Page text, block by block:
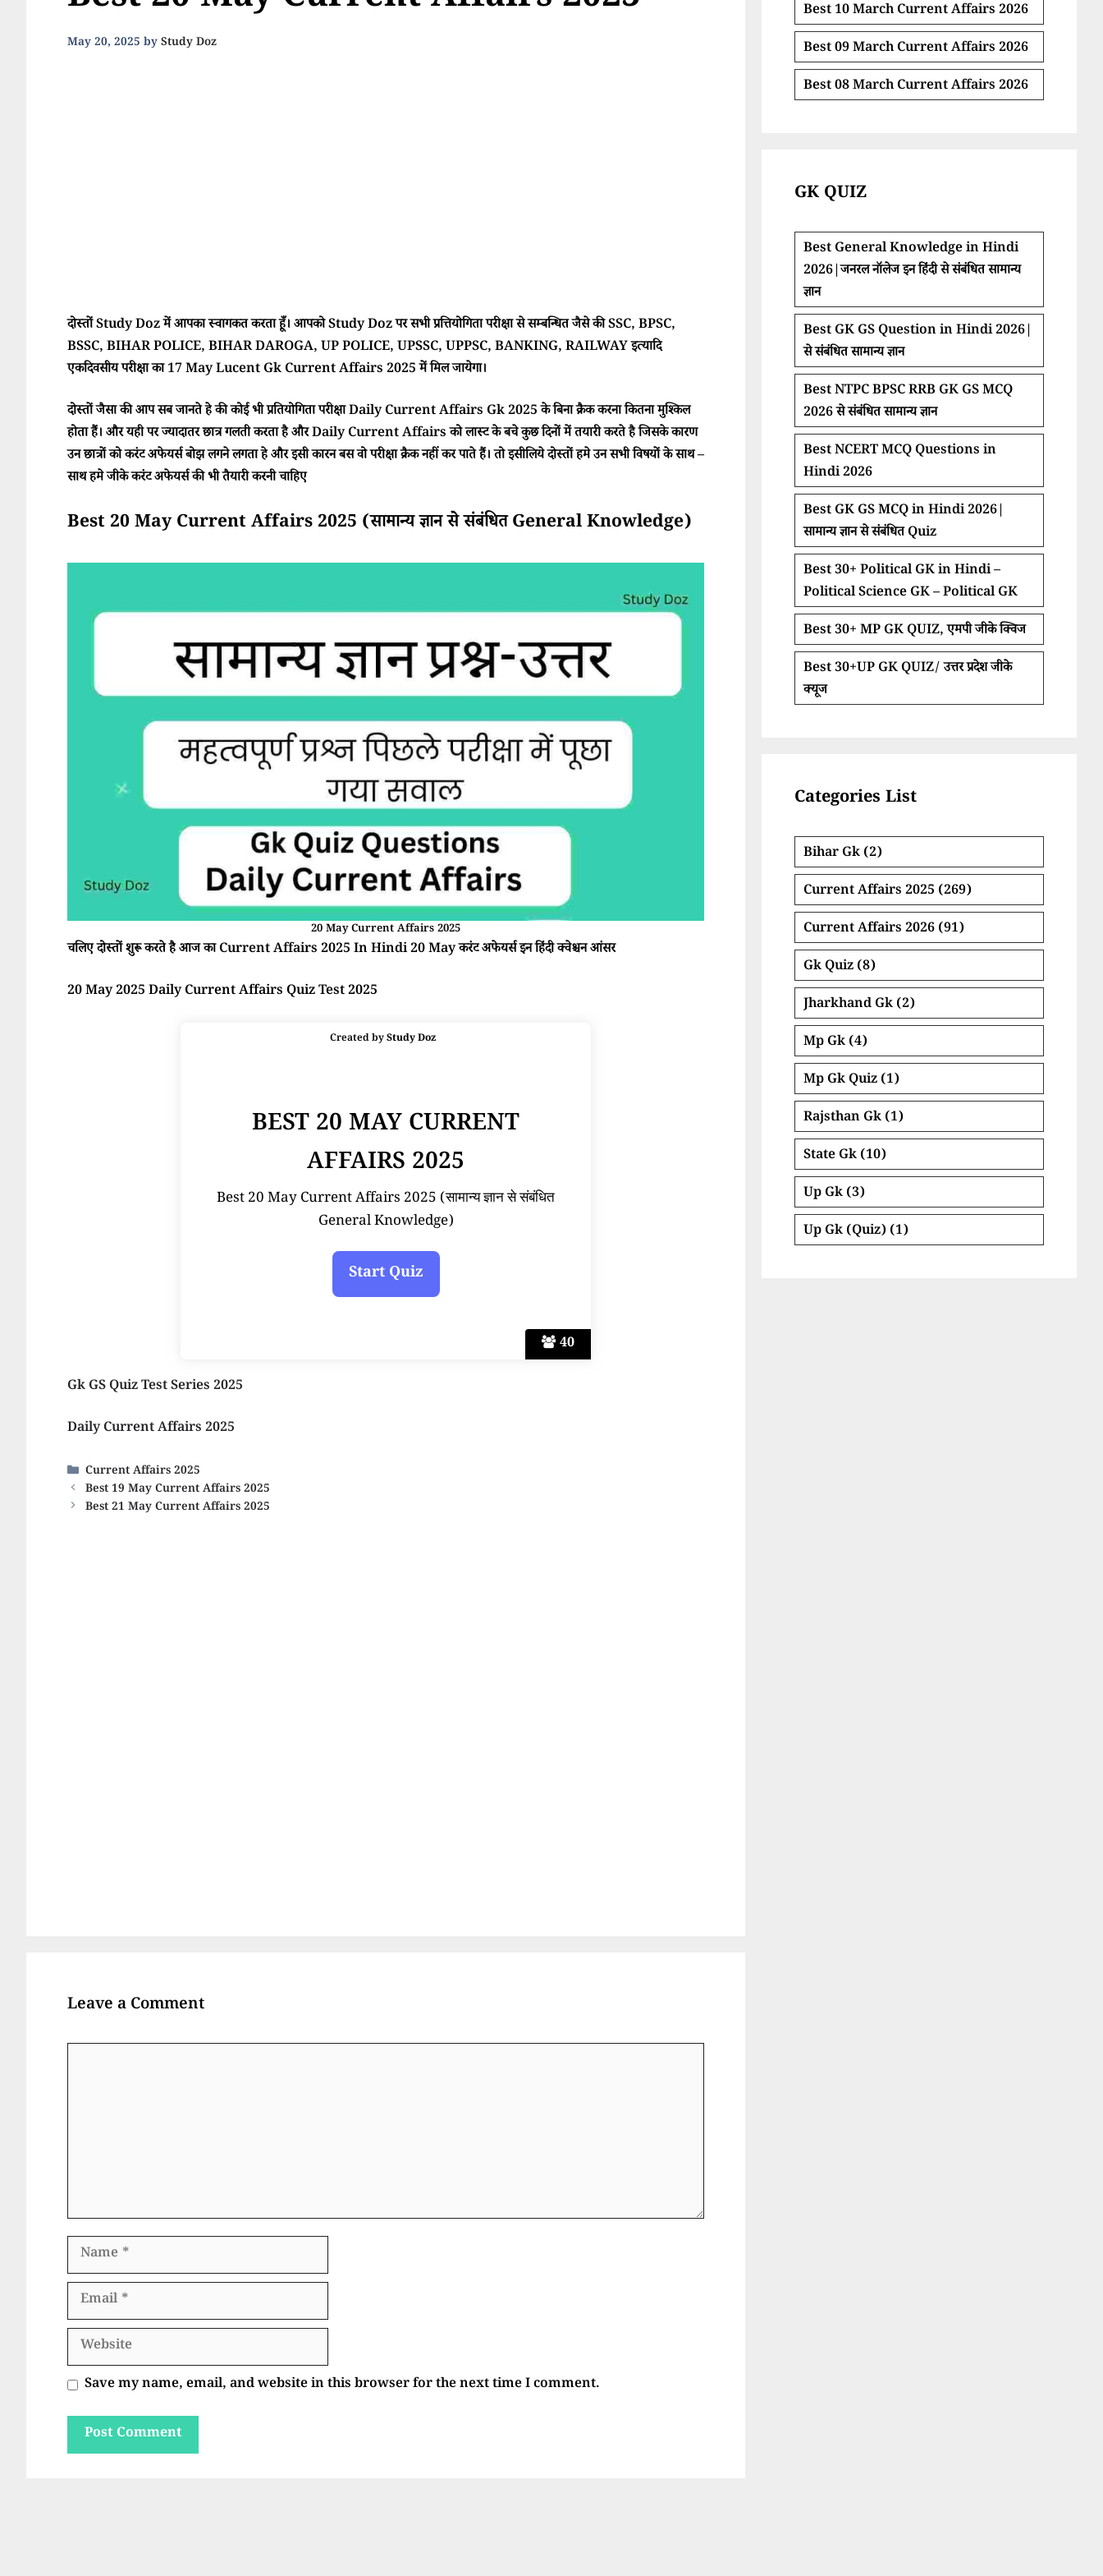
May 20, 2025 byStudy Doz
दोस्तों Study Doz में आपका स्वागकत करता हूँ। आपको Study Doz पर सभी प्रत्तियोगिता परीक्षा से सम्बन्धित जैसे की SSC, BPSC,
BSSC, BIHAR POLICE, BIHAR DAROGA, UP POLICE, UPSSC, UPPSC, BANKING, RAILWAY इत्यादि
एकदिवसीय परीक्षा का 17 May Lucent Gk Current Affairs 2025 में मिल जायेगा।
दोस्तों जैसा की आप सब जानते हे की कोई भी प्रतियोगिता परीक्षा Daily Current Affairs Gk 2025 के बिना क्रैक करना कितना मुश्किल
होता हैं। और यही पर ज्यादातर छात्र गलती करता है और Daily Current Affairs को लास्ट के बचे कुछ दिनों में तयारी करते है जिसके कारण
उन छात्रों को करंट अफेयर्स बोझ लगने लगता हे और इसी कारन बस वो परीक्षा क्रैक नहीं कर पाते हैं। तो इसीलिये दोस्तों हमे उन सभी विषयों के साथ –
साथ हमे जीके करंट अफेयर्स की भी तैयारी करनी चाहिए
Best 20 May Current Affairs 2025 (सामान्य ज्ञान से संबंधित General Knowledge)
20 May Current Affairs 2025
चलिए दोस्तों शुरू करते है आज का Current Affairs 2025 In Hindi 20 May करंट अफेयर्स इन हिंदी क्वेश्चन आंसर
20 May 2025 Daily Current Affairs Quiz Test 2025
40
Created byStudy Doz
BEST 20 MAY CURRENT
AFFAIRS 2025
Best 20 May Current Affairs 2025 (सामान्य ज्ञान से संबंधित
General Knowledge)
Gk GS Quiz Test Series 2025
Daily Current Affairs 2025
Categories
Current Affairs 2025
Best 19 May Current Affairs 2025
Best 21 May Current Affairs 2025
Leave a Comment
Name
Email
Website
Save my name, email, and website in this browser for the next time I comment.
Best 10 March Current Affairs 2026
Best 09 March Current Affairs 2026
Best 08 March Current Affairs 2026
GK QUIZ
Best General Knowledge in Hindi
2026|जनरल नॉलेज इन हिंदी से संबंधित सामान्य
ज्ञान
Best GK GS Question in Hindi 2026|
से संबंधित सामान्य ज्ञान
Best NTPC BPSC RRB GK GS MCQ
2026 से संबंधित सामान्य ज्ञान
Best NCERT MCQ Questions in
Hindi 2026
Best GK GS MCQ in Hindi 2026|
सामान्य ज्ञान से संबंधित Quiz
Best 30+ Political GK in Hindi –
Political Science GK – Political GK
Best 30+ MP GK QUIZ, एमपी जीके क्विज
Best 30+UP GK QUIZ/ उत्तर प्रदेश जीके
क्यूज
Categories List
Bihar Gk (2)
Current Affairs 2025 (269)
Current Affairs 2026 (91)
Gk Quiz (8)
Jharkhand Gk (2)
Mp Gk (4)
Mp Gk Quiz (1)
Rajsthan Gk (1)
State Gk (10)
Up Gk (3)
Up Gk (Quiz) (1)